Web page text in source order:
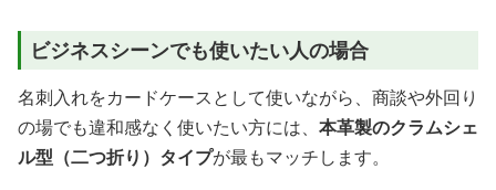
ビジネスシーンでも使いたい人の場合
名刺入れをカードケースとして使いながら、商談や外回り
の場でも違和感なく使いたい方には、 本革製のクラムシェ
ル型（二つ折り）タイプが最もマッチします。